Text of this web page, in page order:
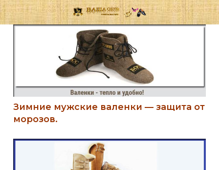
Зимние мужские валенки — защита от
морозов.